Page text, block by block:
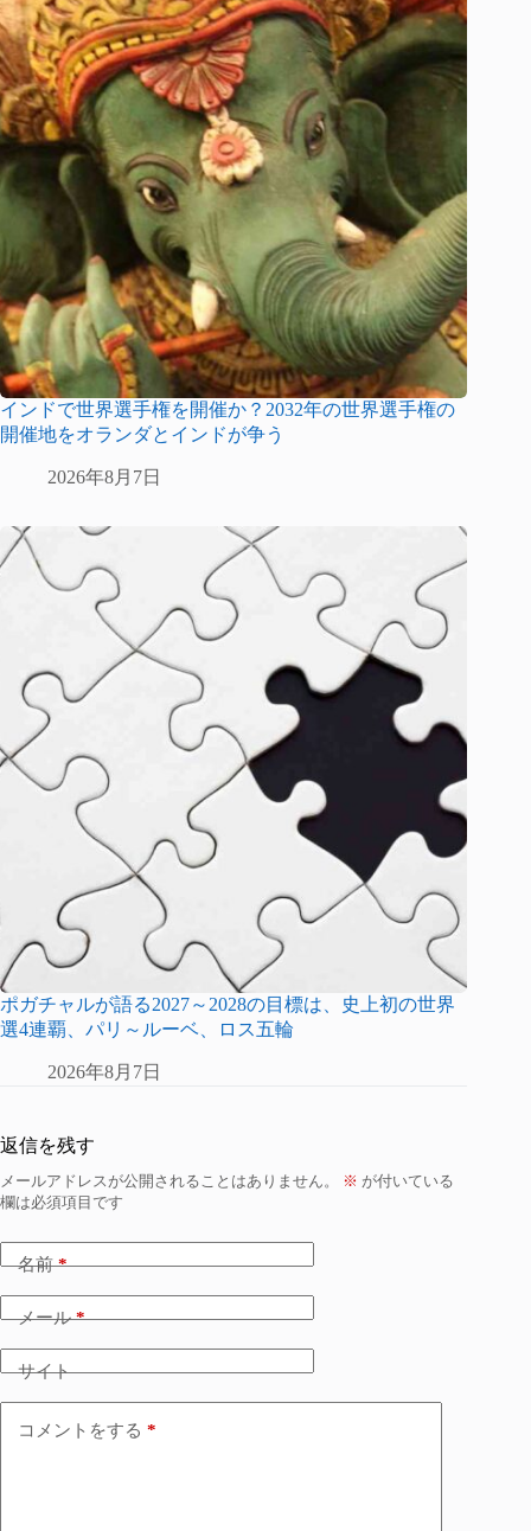
インドで世界選手権を開催か？2032年の世界選手権の
開催地をオランダとインドが争う
2026年8月7日
ポガチャルが語る2027～2028の目標は、史上初の世界
選4連覇、パリ～ルーベ、ロス五輪
2026年8月7日
返信を残す
メールアドレスが公開されることはありません。 ※ が付いている
欄は必須項目です
名前*
メール*
サイト
コメントをする *